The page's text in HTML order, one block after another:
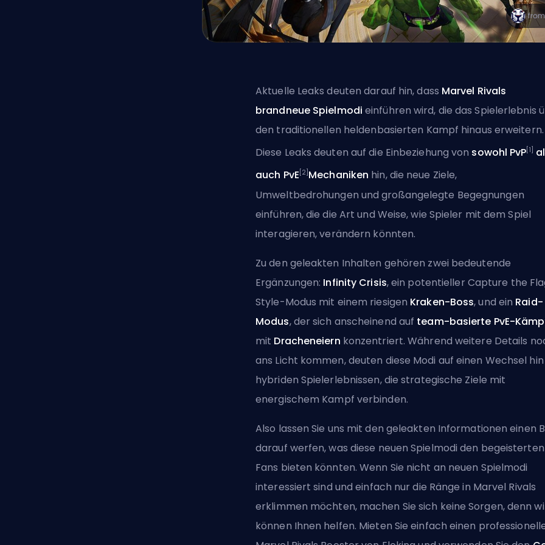
Aktuelle Leaks deuten darauf hin, dass Marvel Rivals
brandneue Spielmodi einführen wird, die das Spielerlebnis
den traditionellen heldenbasierten Kampf hinaus erweitern.
Diese Leaks deuten auf die Einbeziehung von sowohl PvP [1]
auch PvE [2] Mechaniken hin, die neue Ziele,
Umweltbedrohungen und großangelegte Begegnungen
einführen, die die Art und Weise, wie Spieler mit dem Spiel
interagieren, verändern könnten.
Zu den geleakten Inhalten gehören zwei bedeutende
Ergänzungen: Infinity Crisis, ein potentieller Capture the
Style-Modus mit einem riesigen Kraken-Boss, und ein Raid-
Modus, der sich anscheinend auf team-basierte PvE-
mit Dracheneiern konzentriert. Während weitere Details
ans Licht kommen, deuten diese Modi auf einen Wechsel hin
hybriden Spielerlebnissen, die strategische Ziele mit
energischem Kampf verbinden.
Also lassen Sie uns mit den geleakten Informationen einen
darauf werfen, was diese neuen Spielmodi den begeisterten
Fans bieten könnten. Wenn Sie nicht an neuen Spielmodi
interessiert sind und einfach nur die Ränge in Marvel Rivals
erklimmen möchten, machen Sie sich keine Sorgen, denn
können Ihnen helfen. Mieten Sie einfacheinen